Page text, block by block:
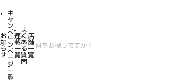
お
知
ら
せ
キ
ャ
ン
ペ
ー
ン
ペ
ー
ジ
一
覧
連
載
一
覧
よ
く
あ
る
質
問
店
舗
一
覧
テイワット動物園シリーズ フック付きタオルタルタリヤ